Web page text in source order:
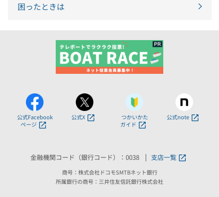
困ったときは
公式Facebook
ページ
公式X
つかいかた
ガイド
公式note
金融機関コード（銀行コード）：0038 支店一覧
商号：株式会社ドコモSMTBネット銀行
所属銀行の商号：三井住友信託銀行株式会社